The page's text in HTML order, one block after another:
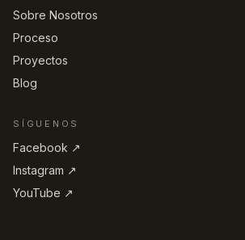
Sobre Nosotros
Proceso
Proyectos
Blog
SÍGUENOS
Facebook ↗︎
Instagram ↗︎
YouTube ↗︎